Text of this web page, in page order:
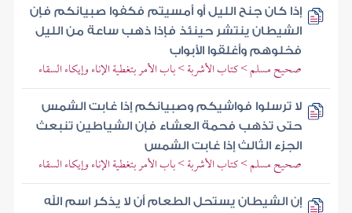
إذا كان جنح الليل أو أمسيتم فكفوا صبيانكم فإن
الشيطان ينتشر حينئذ فإذا ذهب ساعة من الليل
فخلوهم وأغلقوا الأبواب
صحيح مسلم > كتاب الأشربة > باب الأمر بتغطية الإناء وإيكاء السقاء
لا ترسلوا فواشيكم وصبيانكم إذا غابت الشمس
حتى تذهب فحمة العشاء فإن الشياطين تنبعث
الجزء الثالث إذا غابت الشمس
صحيح مسلم > كتاب الأشربة > باب الأمر بتغطية الإناء وإيكاء السقاء
إن الشيطان يستحل الطعام أن لا يذكر اسم الله